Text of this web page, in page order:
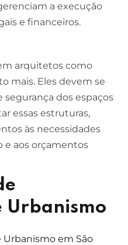
a execução
e financeiros.
arquitetos como
mais. Eles devem se
dos espaços
essas estruturas,
às necessidades
e aos orçamentos
em São